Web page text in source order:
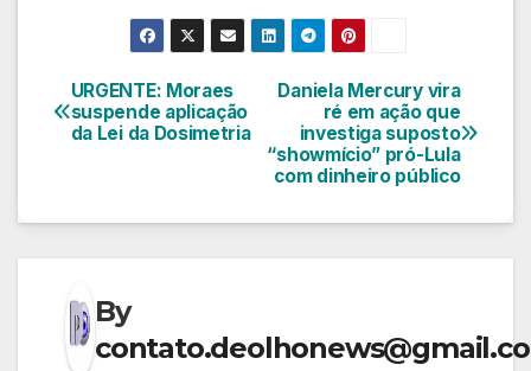
Navegação
de
Daniela Mercury vira
ré em ação que
investiga suposto
“showmício” pró-Lula
com dinheiro público
URGENTE: Moraes
suspende aplicação
da Lei da Dosimetria
By